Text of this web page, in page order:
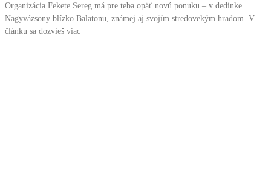
Organizácia Fekete Sereg má pre teba opäť novú ponuku – v dedinke
Nagyvázsony blízko Balatonu, známej aj svojím stredovekým hradom. V
článku sa dozvieš viac